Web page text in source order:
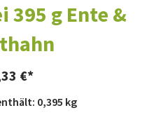
g Ente &
€
0,395 kg